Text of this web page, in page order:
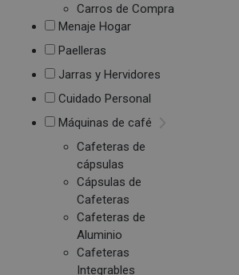
Carros de Compra
Menaje Hogar
Paelleras
Jarras y Hervidores
Cuidado Personal
Máquinas de café
Cafeteras de
cápsulas
Cápsulas de
Cafeteras
Cafeteras de
Aluminio
Cafeteras
Integrables